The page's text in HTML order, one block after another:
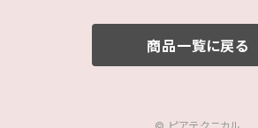
商品一覧に戻る